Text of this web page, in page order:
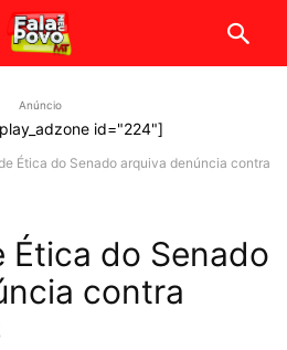
Anúncio
id="224"]
Ética do Senado arquiva denúncia contra
Ética do Senado
contra